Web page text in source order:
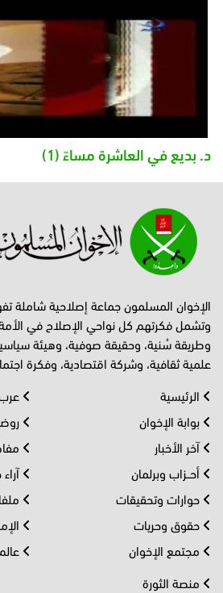
د. بديع في العاشرة مساءً (1)
الإخوان المسلمون جماعة إصلاحية شاملة
وتشمل فكرتهم كل نواحي الإصلاح في
وطريقة سُنية، وحقيقة صوفية، وهيئة
علمية ثقافية، وشركة اقتصادية، وفكرة
الرئيسية
بوابة الإخوان
آخر الأخبار
أحــزاب وبرلمان
حوارات وتحقيقات
حقوق وحريات
مجتمع الإخوان
منصة الثورة